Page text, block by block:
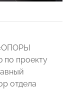
проекту
отдела